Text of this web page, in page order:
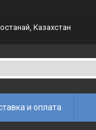
Казахстан
и оплата